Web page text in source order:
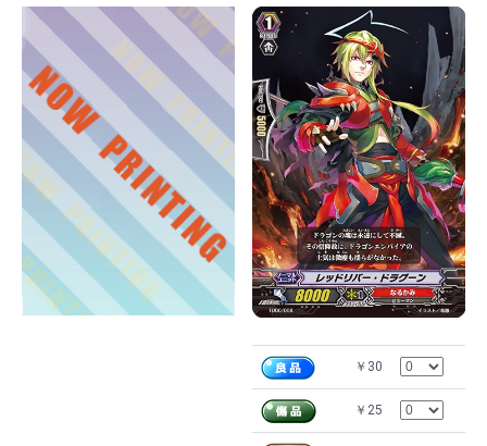
￥30
￥25